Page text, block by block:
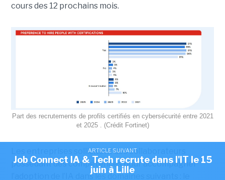
cours des 12 prochains mois.
Part des recrutements de profils certifiés en cybersécurité entre 2021
et 2025 . (Crédit Fortinet)
Les entreprises sollicitent des collaborateurs
possédant des compétences pour accompagner
l’adoption de l’IA dans les domaines suivants : le
ARTICLE SUIVANT
Job Connect IA & Tech recrute dans l'IT le 15
juin à Lille